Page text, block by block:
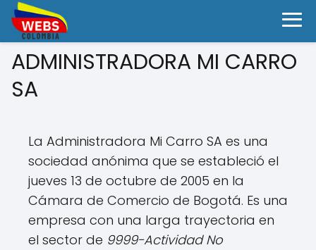
ADMINISTRADORA MI CARRO
SA
La Administradora Mi Carro SA es una
sociedad anónima que se estableció el
jueves 13 de octubre de 2005 en la
Cámara de Comercio de Bogotá. Es una
empresa con una larga trayectoria en
el sector de 9999-Actividad No